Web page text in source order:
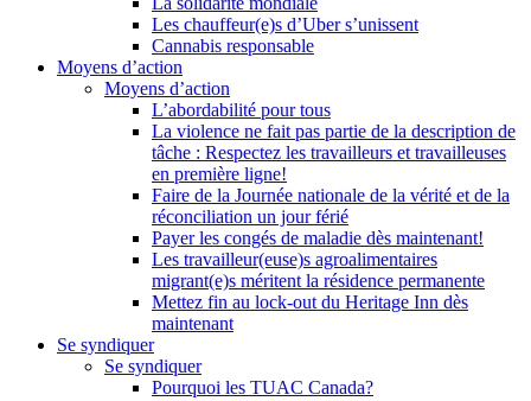
Les chauffeur(e)s d’Uber s’unissent
Cannabis responsable
Moyens d’action
Moyens d’action
L’abordabilité pour tous
La violence ne fait pas partie de la description de
tâche : Respectez les travailleurs et travailleuses
en première ligne!
Faire de la Journée nationale de la vérité et de la
réconciliation un jour férié
Payer les congés de maladie dès maintenant!
Les travailleur(euse)s agroalimentaires
migrant(e)s méritent la résidence permanente
Mettez fin au lock-out du Heritage Inn dès
maintenant
Se syndiquer
Se syndiquer
Pourquoi les TUAC Canada?